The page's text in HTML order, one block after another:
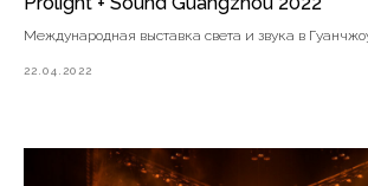
Международная выставка света и звука в
22.04.2022